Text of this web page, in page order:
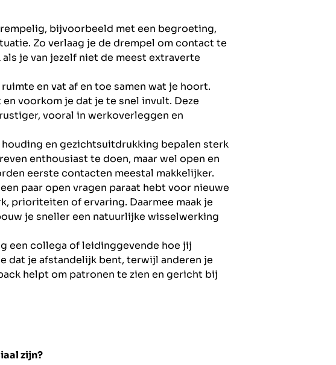
bijvoorbeeld met een begroeting,
Zo verlaag je de drempel om contact te
je van jezelf niet de meest extraverte
en vat af en toe samen wat je hoort.
voorkom je dat je te snel invult. Deze
vooral in werkoverleggen en
en gezichtsuitdrukking bepalen sterk
enthousiast te doen, maar wel open en
eerste contacten meestal makkelijker.
paar open vragen paraat hebt voor nieuwe
prioriteiten of ervaring. Daarmee maak je
je sneller een natuurlijke wisselwerking
een collega of leidinggevende hoe jij
dat je afstandelijk bent, terwijl anderen je
helpt om patronen te zien en gericht bij
zijn?